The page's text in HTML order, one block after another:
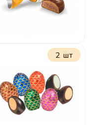
Золотая лилия
2 шт